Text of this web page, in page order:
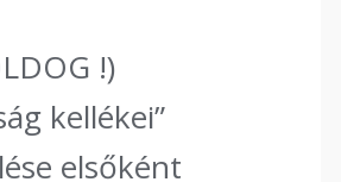
!)
kellékei”
elsőként